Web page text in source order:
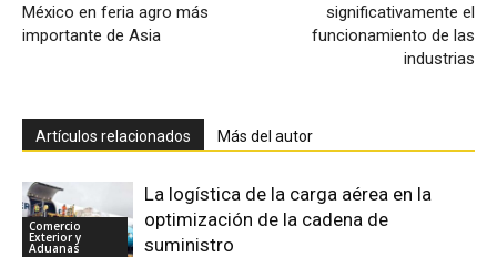
México en feria agro más
importante de Asia
significativamente el
funcionamiento de las
industrias
Artículos relacionados Más del autor
Comercio
Exterior y
Aduanas
La logística de la carga aérea en la
optimización de la cadena de
suministro